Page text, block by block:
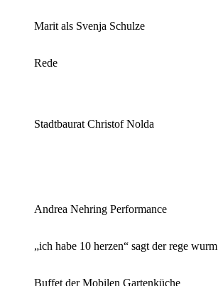
Marit als Svenja Schulze
Rede
Stadtbaurat Christof Nolda
Andrea Nehring Performance
„ich habe 10 herzen“ sagt der rege wurm
Buffet der Mobilen Gartenküche